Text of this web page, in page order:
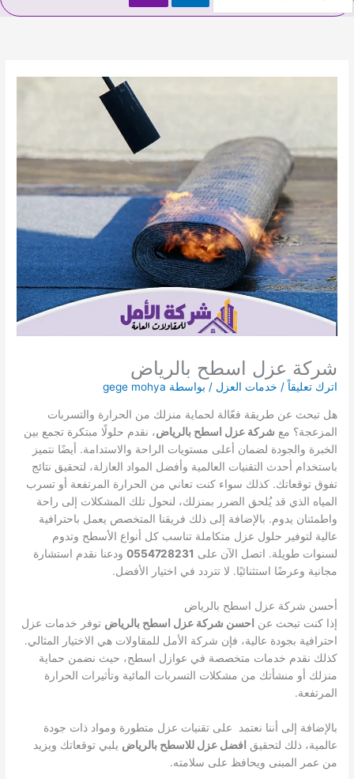
شركة عزل اسطح بالرياض
اترك تعليقاً / خدمات العزل / بواسطة gege mohya
هل تبحث عن طريقة فعّالة لحماية منزلك من الحرارة والتسربات
المزعجة؟ مع شركة عزل اسطح بالرياض، نقدم حلولًا مبتكرة تجمع بين
الخبرة والجودة لضمان أعلى مستويات الراحة والاستدامة. أيضًا نتميز
باستخدام أحدث التقنيات العالمية وأفضل المواد العازلة، لتحقيق نتائج
تفوق توقعاتك. كذلك سواء كنت تعاني من الحرارة المرتفعة أو تسرب
المياه الذي قد يُلحق الضرر بمنزلك، لنحول تلك المشكلات إلى راحة
واطمئنان يدوم. بالإضافة إلى ذلك فريقنا المتخصص يعمل باحترافية
عالية لتوفير حلول عزل متكاملة تناسب كل أنواع الأسطح وتدوم
لسنوات طويلة. اتصل الآن على 0554728231 ودعنا نقدم استشارة
مجانية وعرضًا استثنائيًا. لا تتردد في اختيار الأفضل.
أحسن شركة عزل اسطح بالرياض
إذا كنت تبحث عن
احسن شركة عزل اسطح بالرياض توفر خدمات عزل
احترافية بجودة عالية، فإن شركة الأمل للمقاولات هي الاختيار المثالي.
كذلك نقدم خدمات متخصصة في عوازل اسطح، حيث نضمن حماية
منزلك أو منشأتك من مشكلات التسربات المائية وتأثيرات الحرارة
المرتفعة.
بالإضافة إلى أننا نعتمد على تقنيات عزل متطورة ومواد ذات جودة
عالمية، ذلك لتحقيق افضل عزل للاسطح بالرياض يلبي توقعاتك ويزيد
من عمر المبنى ويحافظ على سلامته.